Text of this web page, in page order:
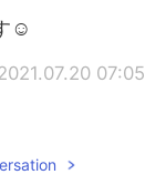
☺️
07:05